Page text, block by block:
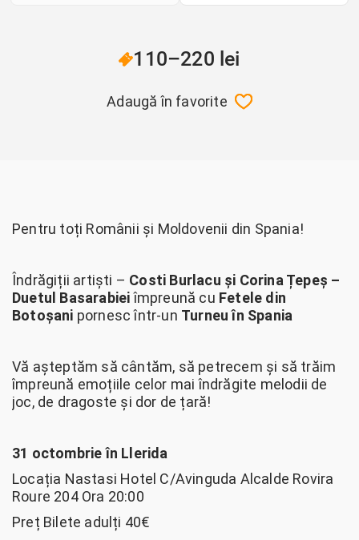
110–220 lei
Adaugă în favorite
Pentru toți Românii și Moldovenii din Spania!
Îndrăgiții artiști – Costi Burlacu și Corina Țepeș –
Duetul Basarabieiîmpreună cu Fetele din
Botoșani pornesc într-un Turneu în Spania
Vă așteptăm să cântăm, să petrecem și să trăim
împreună emoțiile celor mai îndrăgite melodii de
joc, de dragoste și dor de țară!
31 octombrie în Llerida
Locația Nastasi Hotel C/Avinguda Alcalde Rovira
Roure 204 Ora 20:00
Preț Bilete adulți 40€